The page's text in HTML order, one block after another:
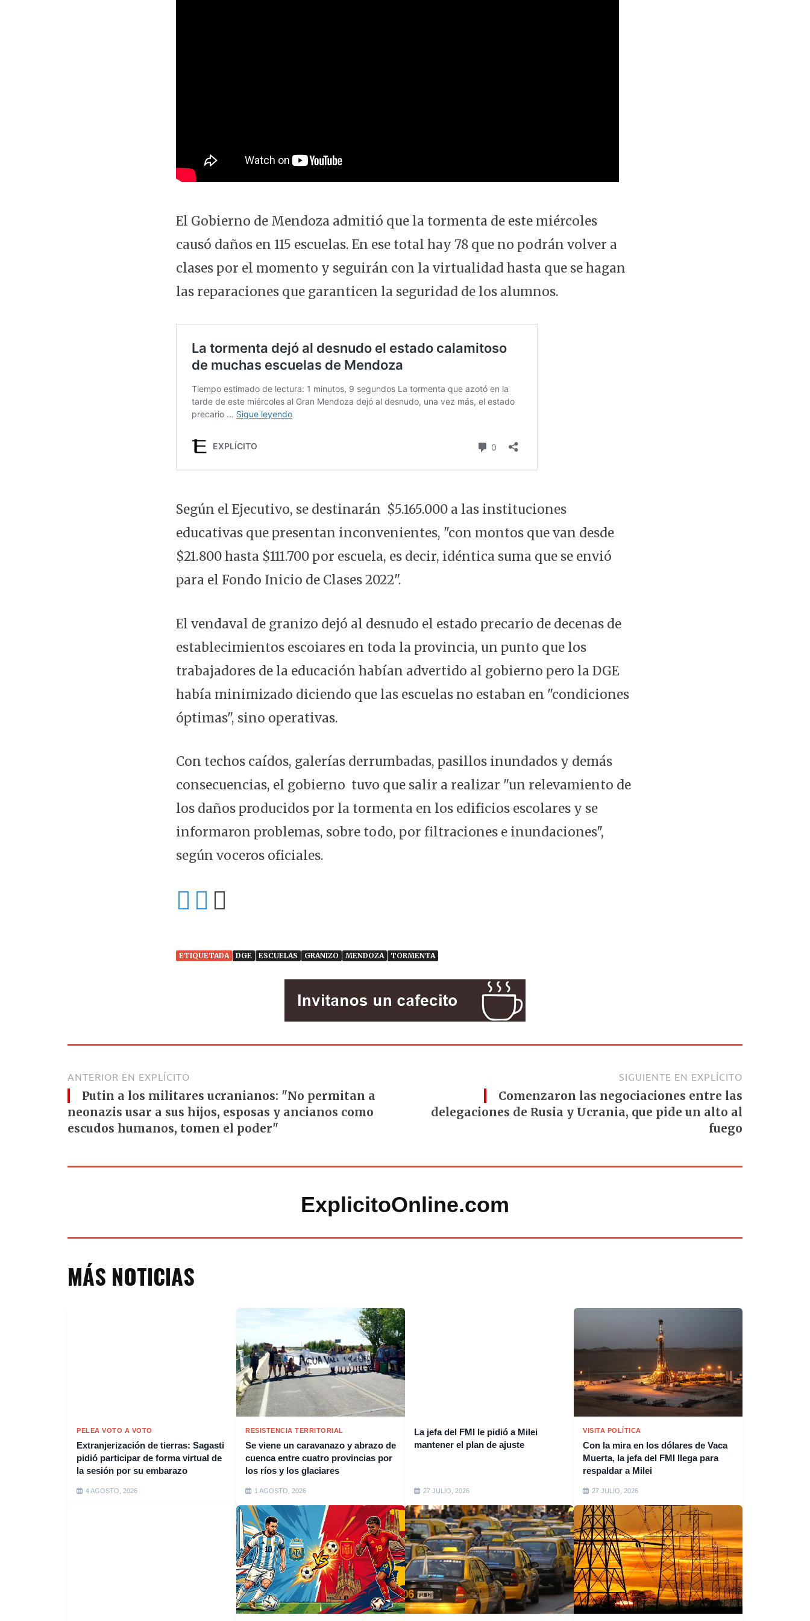
El Gobierno de Mendoza admitió que la tormenta de este miércoles
causó daños en 115 escuelas. En ese total hay 78 que no podrán volver a
clases por el momento y seguirán con la virtualidad hasta que se hagan
las reparaciones que garanticen la seguridad de los alumnos.
Según el Ejecutivo, se destinarán $5.165.000 a las instituciones
educativas que presentan inconvenientes, "con montos que van desde
$21.800 hasta $111.700 por escuela, es decir, idéntica suma que se envió
para el Fondo Inicio de Clases 2022".
El vendaval de granizo dejó al desnudo el estado precario de decenas de
establecimientos escoiares en toda la provincia, un punto que los
trabajadores de la educación habían advertido al gobierno pero la DGE
había minimizado diciendo que las escuelas no estaban en "condiciones
óptimas", sino operativas.
Con techos caídos, galerías derrumbadas, pasillos inundados y demás
consecuencias, el gobierno tuvo que salir a realizar "un relevamiento de
los daños producidos por la tormenta en los edificios escolares y se
informaron problemas, sobre todo, por filtraciones e inundaciones",
según voceros oficiales.
ETIQUETADA DGE ESCUELAS GRANIZO MENDOZA TORMENTA
ANTERIOR EN EXPLÍCITO
Putin a los militares ucranianos: "No permitan a
neonazis usar a sus hijos, esposas y ancianos como
escudos humanos, tomen el poder"
SIGUIENTE EN EXPLÍCITO
Comenzaron las negociaciones entre las
delegaciones de Rusia y Ucrania, que pide un alto al
fuego
ExplicitoOnline.com
MÁS NOTICIAS
PELEA VOTO A VOTO
Extranjerización de tierras: Sagasti
pidió participar de forma virtual de
la sesión por su embarazo
4 AGOSTO, 2026
RESISTENCIA TERRITORIAL
Se viene un caravanazo y abrazo de
cuenca entre cuatro provincias por
los ríos y los glaciares
1 AGOSTO, 2026
La jefa del FMI le pidió a Milei
mantener el plan de ajuste
27 JULIO, 2026
VISITA POLÍTICA
Con la mira en los dólares de Vaca
Muerta, la jefa del FMI llega para
respaldar a Milei
27 JULIO, 2026